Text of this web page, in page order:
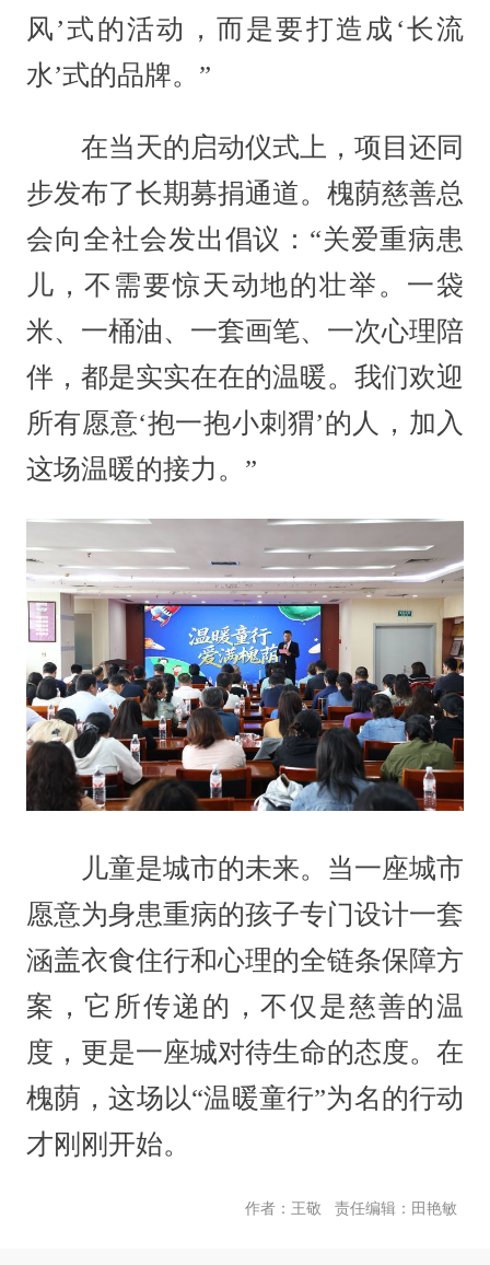
风’式的活动，而是要打造成‘长流
水’式的品牌。”
在当天的启动仪式上，项目还同
步发布了长期募捐通道。槐荫慈善总
会向全社会发出倡议：“关爱重病患
儿，不需要惊天动地的壮举。一袋
米、一桶油、一套画笔、一次心理陪
伴，都是实实在在的温暖。我们欢迎
所有愿意‘抱一抱小刺猬’的人，加入
这场温暖的接力。”
儿童是城市的未来。当一座城市
愿意为身患重病的孩子专门设计一套
涵盖衣食住行和心理的全链条保障方
案，它所传递的，不仅是慈善的温
度，更是一座城对待生命的态度。在
槐荫，这场以“温暖童行”为名的行动
才刚刚开始。
作者：王敬 责任编辑：田艳敏